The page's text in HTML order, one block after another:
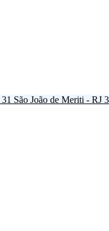
31 São João de Meriti - RJ